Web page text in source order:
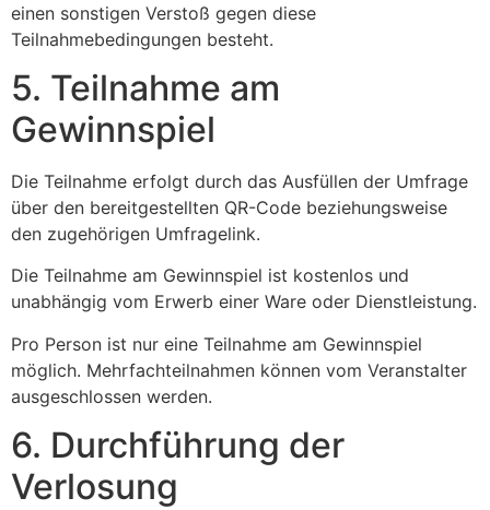
einen sonstigen Verstoß gegen diese
Teilnahmebedingungen besteht.
5. Teilnahme am
Gewinnspiel
Die Teilnahme erfolgt durch das Ausfüllen der Umfrage
über den bereitgestellten QR-Code beziehungsweise
den zugehörigen Umfragelink.
Die Teilnahme am Gewinnspiel ist kostenlos und
unabhängig vom Erwerb einer Ware oder Dienstleistung.
Pro Person ist nur eine Teilnahme am Gewinnspiel
möglich. Mehrfachteilnahmen können vom Veranstalter
ausgeschlossen werden.
6. Durchführung der
Verlosung